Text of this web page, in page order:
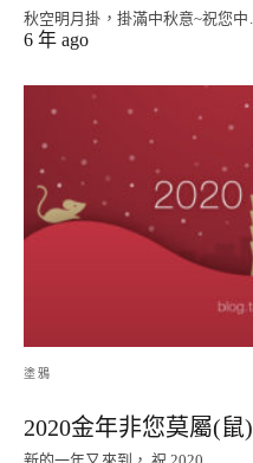
秋空明月掛，掛滿中秋意~祝您中...
6 年 ago
塗鴉
2020金年非您莫屬(鼠)